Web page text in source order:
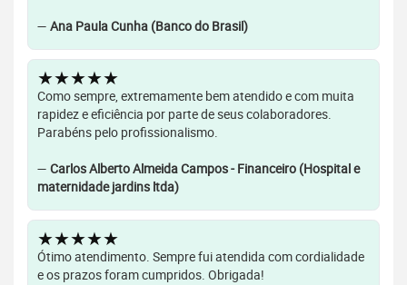
— Ana Paula Cunha (Banco do Brasil)
★★★★★
Como sempre, extremamente bem atendido e com muita
rapidez e eficiência por parte de seus colaboradores.
Parabéns pelo profissionalismo.
— Carlos Alberto Almeida Campos - Financeiro (Hospital e
maternidade jardins ltda)
★★★★★
Ótimo atendimento. Sempre fui atendida com cordialidade
e os prazos foram cumpridos. Obrigada!